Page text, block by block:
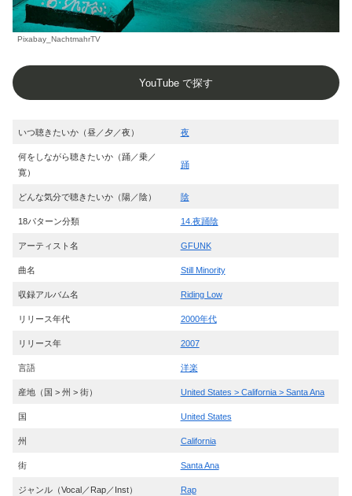
Pixabay_NachtmahrTV
YouTube で探す
いつ聴きたいか（昼／夕／夜） 夜
何をしながら聴きたいか（踊／乗／
寛）
踊
どんな気分で聴きたいか（陽／陰） 陰
18パターン分類 14.夜踊陰
アーティスト名 GFUNK
曲名 Still Minority
収録アルバム名 Riding Low
リリース年代 2000年代
リリース年 2007
言語 洋楽
産地（国 > 州 > 街） United States > California > Santa Ana
国 United States
州 California
街 Santa Ana
ジャンル（Vocal／Rap／Inst） Rap